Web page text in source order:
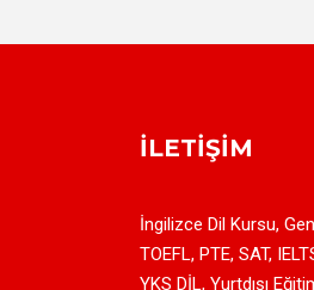
İLETIŞIM
İngilizce Dil Kursu,
TOEFL, PTE, SAT,
YKS DİL, Yurtdışı